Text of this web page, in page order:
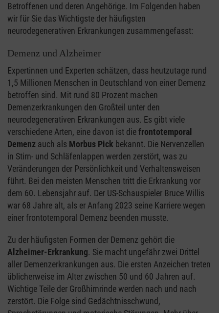
Betroffenen und deren Angehörige. Im Folgenden haben
wir für Sie das Wichtigste der häufigsten
neurodegenerativen Erkrankungen zusammengefasst:
Demenz und Alzheimer
Expertinnen und Experten schätzen, dass heutzutage rund
1,5 Millionen Menschen in Deutschland von einer Demenz
betroffen sind. Mit rund 80 Prozent machen
Demenzerkrankungen den Großteil unter den
neurodegenerativen Erkrankungen aus. Es gibt viele
verschiedene Arten, eine davon ist diefrontotemporal
Demenz auch als Morbus Pick bekannt. Die Nervenzellen
in Stirn- und Schläfenlappen werden zerstört, was zu
Veränderungen der Persönlichkeit und Verhaltensweisen
führt. Bei den meisten Menschen tritt die Erkrankung vor
dem 60. Lebensjahr auf. Der US-Schauspieler Bruce Willis
war 68 Jahre alt, als er Anfang 2023 seine Karriere wegen
einer frontotemporal Demenz beenden musste.
Zu der häufigsten Formen der Demenz gehört die
Alzheimer-Erkrankung. Sie macht ungefähr zwei Drittel
aller Demenzerkrankungen aus. Die ersten Anzeichen treten
üblicherweise im Alter zwischen 50 und 60 Jahren auf.
Wichtige Teile der Großhirnrinde werden nach und nach
zerstört. Die Folge sind Gedächtnisschwund,